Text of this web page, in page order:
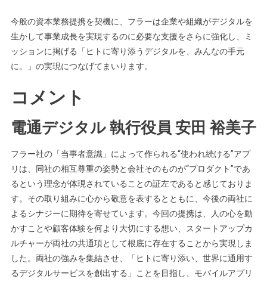
今般の資本業務提携を契機に、フラーは企業や組織がデジタルを
生かして事業成長を実現するのに必要な支援をさらに強化し、ミ
ッションに掲げる「ヒトに寄り添うデジタルを、みんなの手元
に。」の実現につなげてまいります。
コメント
電通デジタル 執行役員 安田 裕美子
フラー社の「当事者意識」によって作られる“使われ続ける”アプ
リは、同社の相互尊重の姿勢と会社そのものが“プロダクト”であ
るという理念が体現されていることの証左であると感じておりま
す。その取り組みに心から敬意を表するとともに、今後の両社に
よるシナジーに期待を寄せています。今回の提携は、人の心を動
かすことや顧客体験を何より大切にする想い、スタートアップカ
ルチャーが両社の共通項として根底に存在することから実現しま
した。両社の強みを集結させ、「ヒトに寄り添い、世界に通用す
るデジタルサービスを創出する」ことを目指し、モバイルアプリ